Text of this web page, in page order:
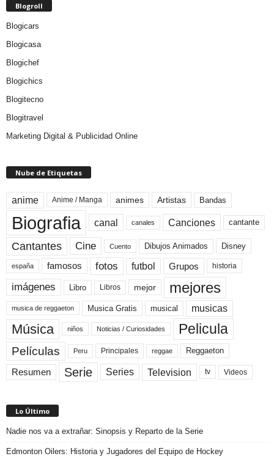
Blogroll
Blogicars
Blogicasa
Blogichef
Blogichics
Blogitecno
Blogitravel
Marketing Digital & Publicidad Online
Nube de Etiquetas
anime Anime / Manga animes Artistas Bandas
Biografia canal canales Canciones cantante
Cantantes Cine Cuento Dibujos Animados Disney
españa famosos fotos futbol Grupos historia
imágenes Libro Libros mejor mejores
musica de reggaeton Musica Gratis musical musicas
Música niños Noticias / Curiosidades Pelicula
Películas Peru Principales reggae Reggaeton
Resumen Serie Series Television tv Videos
Lo Último
Nadie nos va a extrañar: Sinopsis y Reparto de la Serie
Edmonton Oilers: Historia y Jugadores del Equipo de Hockey